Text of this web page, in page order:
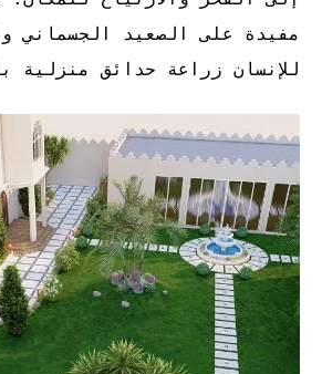
مفيدة على الصعيد الجسماني
للإنسان زراعة حدائق منزلية